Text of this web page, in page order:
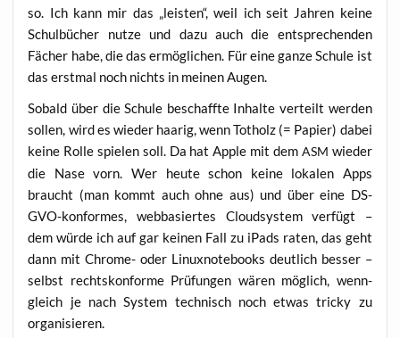
so. Ich kann mir das „leis­ten“, weil ich seit Jah­ren kei­ne
Schul­bü­cher nut­ze und dazu auch die ent­spre­chen­den
Fächer habe, die das ermög­li­chen. Für eine gan­ze Schu­le ist
das erst­mal noch nichts in mei­nen Augen.
Sobald über die Schu­le beschaff­te Inhal­te ver­teilt wer­den
sol­len, wird es wie­der haa­rig, wenn Tot­holz (= Papier) dabei
kei­ne Rol­le spie­len soll. Da hat Apple mit dem ASM wie­der
die Nase vorn. Wer heu­te schon kei­ne loka­len Apps
braucht (man kommt auch ohne aus) und über eine DS-
GVO-kon­for­mes, web­ba­sier­tes Cloud­sys­tem ver­fügt –
dem wür­de ich auf gar kei­nen Fall zu iPads raten, das geht
dann mit Chro­me- oder Linux­note­books deut­lich bes­ser –
selbst rechts­kon­for­me Prü­fun­gen wären mög­lich, wenn­
gleich je nach Sys­tem tech­nisch noch etwas tri­cky zu
organisieren.